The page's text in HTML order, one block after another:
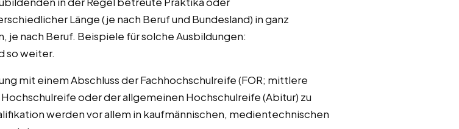
Länge (je nach Beruf und Bundesland) in ganz
nach Beruf. Beispiele für solche Ausbildungen:
so weiter.
mit einem Abschluss der Fachhochschulreife (FOR; mittlere
oder der allgemeinen Hochschulreife (Abitur) zu
werden vor allem in kaufmännischen, medientechnischen